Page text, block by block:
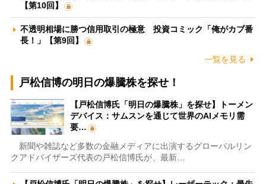
【第10回】
不透明相場に勝つ信用取引の極意 投資コミック「俺がカブ番
長！」【第9回】
一覧を見る
戸松信博の明日の爆騰株を探せ！
【戸松信博氏「明日の爆騰株」を探せ】トーメン
デバイス：サムスンを通じて世界のAIメモリ需
要…
新聞や雑誌など多数の金融メディアに出演するグローバルリン
クアドバイザーズ代表の戸松信博氏が、最新…